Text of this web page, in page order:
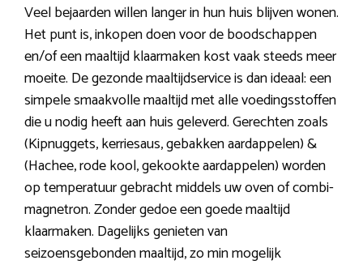
Veel bejaarden willen langer in hun huis blijven wonen.
Het punt is, inkopen doen voor de boodschappen
en/of een maaltijd klaarmaken kost vaak steeds meer
moeite. De gezonde maaltijdservice is dan ideaal: een
simpele smaakvolle maaltijd met alle voedingsstoffen
die u nodig heeft aan huis geleverd. Gerechten zoals
(Kipnuggets, kerriesaus, gebakken aardappelen) &
(Hachee, rode kool, gekookte aardappelen) worden
op temperatuur gebracht middels uw oven of combi-
magnetron. Zonder gedoe een goede maaltijd
klaarmaken. Dagelijks genieten van
seizoensgebonden maaltijd, zo min mogelijk